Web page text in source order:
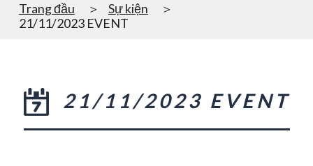
Trang đầu
Sự kiện
21/11/2023 EVENT
21/11/2023 EVENT